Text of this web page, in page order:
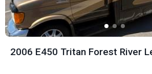
2006 E450 Tritan Forest River